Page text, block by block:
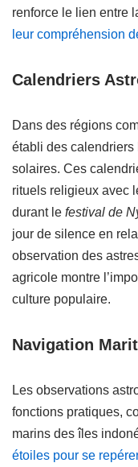
renforce le lien entre
leur compréhension
Calendriers
Dans des régions
établi des
solaires. Ces
rituels religieux avec
durant le festival de
jour de silence en
observation des
agricole montre
culture populaire.
Navigation
Les observations
fonctions pratiques,
marins des îles
étoiles pour se